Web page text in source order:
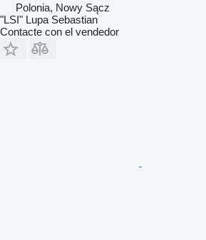
Polonia, Nowy Sącz
"LSI" Lupa Sebastian
Contacte con el vendedor